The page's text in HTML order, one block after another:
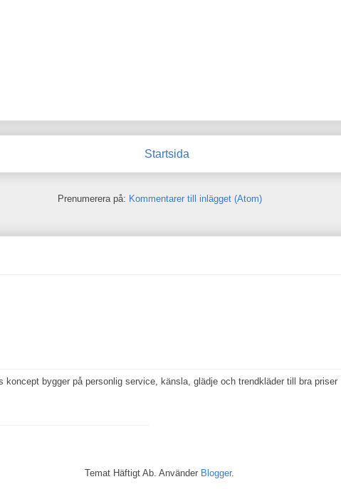
Startsida
Prenumerera på: Kommentarer till inlägget (Atom)
bygger på personlig service, känsla, glädje och trendkläder till bra priser
Temat Häftigt Ab. Använder Blogger.